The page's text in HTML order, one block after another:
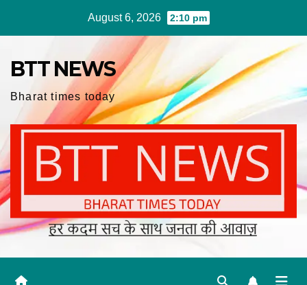
August 6, 2026 2:10 pm
BTT NEWS
Bharat times today